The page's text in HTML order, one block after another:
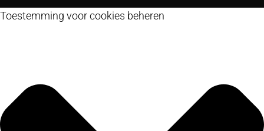
Toestemming voor cookies beheren